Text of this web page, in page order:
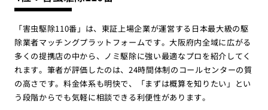
「害虫駆除110番」は、東証上場企業が運営する日本最大級の駆
除業者マッチングプラットフォームです。大阪府内全域に広がる
多くの提携店の中から、ノミ駆除に強い最適なプロを紹介してく
れます。筆者が評価したのは、24時間体制のコールセンターの質
の高さです。料金体系も明快で、「まずは概算を知りたい」とい
う段階からでも気軽に相談できる利便性があります。